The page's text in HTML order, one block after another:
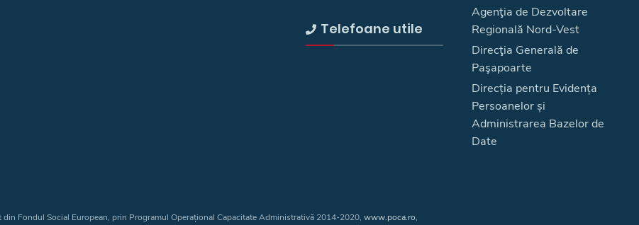
Telefoane utile
Agenţia de Dezvoltare
Regională Nord-Vest
Direcţia Generală de
Paşapoarte
Direcția pentru Evidența
Persoanelor și
Administrarea Bazelor de
Date
Fondul Social European, prin Programul Operațional Capacitate Administrativă 2014-2020, www.poca.ro,